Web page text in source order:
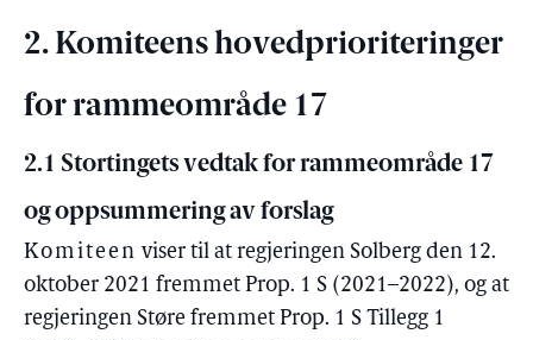
2. Komiteens hovedprioriteringer
for rammeområde 17
2.1 Stortingets vedtak for rammeområde 17
og oppsummering av forslag
Komiteen viser til at regjeringen Solberg den 12.
oktober 2021 fremmet Prop. 1 S (2021–2022), og at
regjeringen Støre fremmet Prop. 1 S Tillegg 1